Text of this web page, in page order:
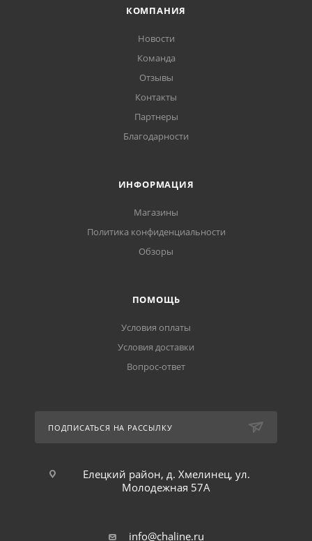
КОМПАНИЯ
Новости
Команда
Отзывы
Контакты
Партнеры
Благодарности
ИНФОРМАЦИЯ
Магазины
Политика конфиденциальности
Обзоры
ПОМОЩЬ
Условия оплаты
Условия доставки
Вопрос-ответ
ПОДПИСАТЬСЯ НА РАССЫЛКУ
Елецкий район, д. Хмелинец, ул.
Молодежная 57А
info@chaline.ru